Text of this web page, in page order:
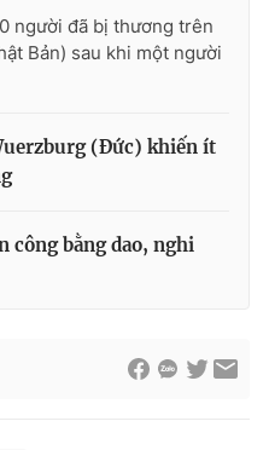
người đã bị thương trên
Bản) sau khi một người
(Đức) khiến ít
công bằng dao, nghi